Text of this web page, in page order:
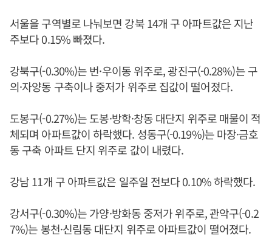
서울을 구역별로 나눠보면 강북 14개 구 아파트값은 지난
주보다 0.15% 빠졌다.
강북구(-0.30%)는 번·우이동 위주로, 광진구(-0.28%)는 구
의·자양동 구축이나 중저가 위주로 집값이 떨어졌다.
도봉구(-0.27%)는 도봉·방학·창동 대단지 위주로 매물이 적
체되며 아파트값이 하락했다. 성동구(-0.19%)는 마장·금호
동 구축 아파트 단지 위주로 값이 내렸다.
강남 11개 구 아파트값은 일주일 전보다 0.10% 하락했다.
강서구(-0.30%)는 가양·방화동 중저가 위주로, 관악구(-0.2
7%)는 봉천·신림동 대단지 위주로 아파트값이 떨어졌다.